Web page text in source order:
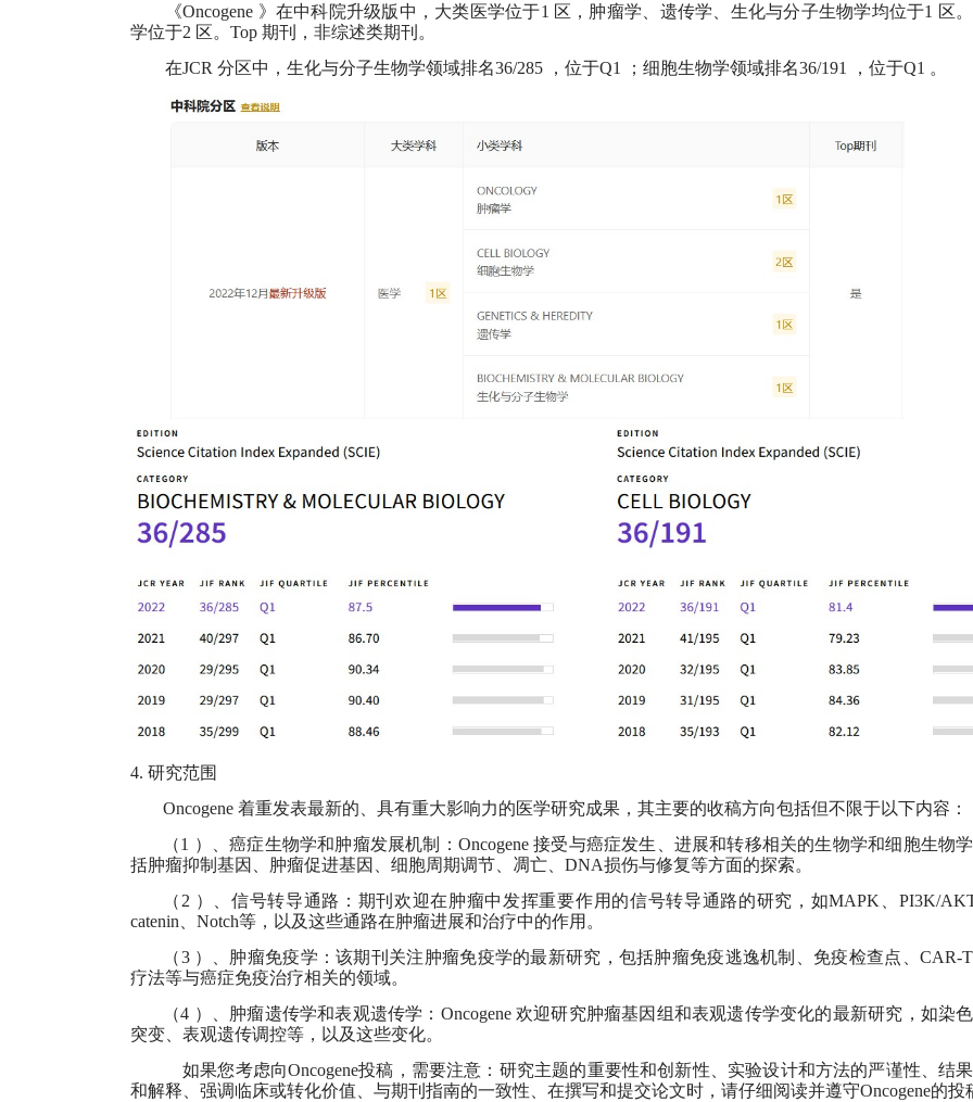
《Oncogene 》在中科院升级版中，大类医学位于1 区，肿瘤学、遗传学、生化与分子生物学均位于1 区
学位于2 区。 Top 期刊，非综述类期刊。
在JCR 分区中，生化与分子生物学领域排名36/285 ，位于Q1 ；细胞生物学领域排名36/191 ，位于Q1 。
4. 研究范围
Oncogene 着重发表最新的、具有重大影响力的医学研究成果，其主要的收稿方向包括但不限于以下内容：
（1 ）、癌症生物学和肿瘤发展机制：Oncogene 接受与癌症发生、进展和转移相关的生物学和细胞生物
括肿瘤抑制基因、肿瘤促进基因、细胞周期调节、凋亡、DNA损伤与修复等方面的探索。
（ 2 ）、信号转导通路：期刊欢迎在肿瘤中发挥重要作用的信号转导通路的研究，如MAPK、PI3K/
catenin、Notch等，以及这些通路在肿瘤进展和治疗中的作用。
（3）、肿瘤免疫学：该期刊关注肿瘤免疫学的最新研究，包括肿瘤免疫逃逸机制、免疫检查点、CAR-
疗法等与癌症免疫治疗相关的领域。
（4 ）、肿瘤遗传学和表观遗传学：Oncogene 欢迎研究肿瘤基因组和表观遗传学变化的最新研究，如染
突变、表观遗传调控等，以及这些变化。
如果您考虑向Oncogene投稿，需要注意：研究主题的重要性和创新性、实验设计和方法的严谨性、结
和解释、强调临床或转化价值、与期刊指南的一致性、在撰写和提交论文时，请仔细阅读并遵守Oncogene的投